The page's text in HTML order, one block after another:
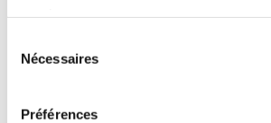
Nécessaires
Préférences